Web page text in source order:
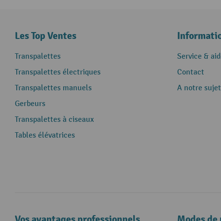
Les Top Ventes
Transpalettes
Transpalettes électriques
Transpalettes manuels
Gerbeurs
Transpalettes à ciseaux
Tables élévatrices
Service &
Contact
A notre sujet